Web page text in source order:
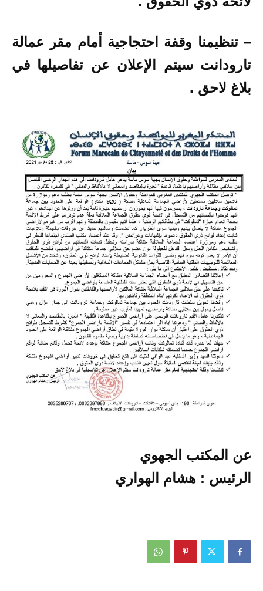
– تنظيمنا وقفة احتجاجية أمام مقر عمالة
تارودانت سيتم الإعلان عن تفاصيلها في
بلاغ لاحق .
عن المكتب الجهوي
الرئيس : هشام الهواري